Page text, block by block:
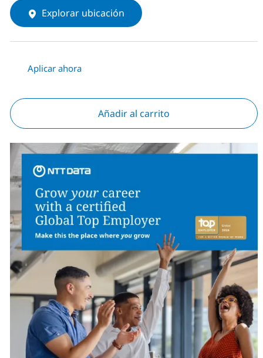
Explorar ubicación
Aplicar ahora
Añadir al carrito